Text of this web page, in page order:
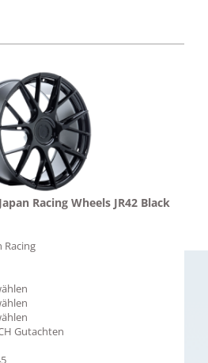
Racing Wheels JR42 Black
Racing
Gutachten